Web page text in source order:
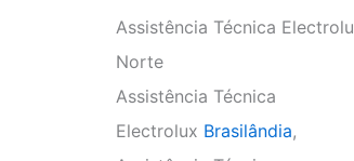
Assistência Técnica
Norte
Assistência Técnica
Electrolux Brasilândia,